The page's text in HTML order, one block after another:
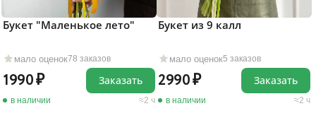
мало оценок78 заказов
Букет "Маленькое лето"
1990
в наличии 2 ч
Заказать
мало оценок5 заказов
Букет из 9 калл
2990
в наличии 2 ч
Заказать